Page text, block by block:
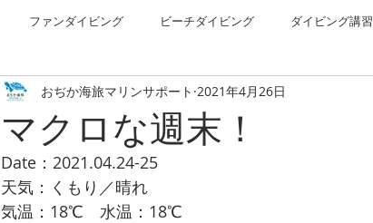
ファンダイビング ビーチダイビング ダイビング講習
マクロな週末！
おぢか海旅マリンサポート 2021年4月26日
Date：2021.04.24-25
天気：くもり／晴れ
気温：18℃　水温：18℃